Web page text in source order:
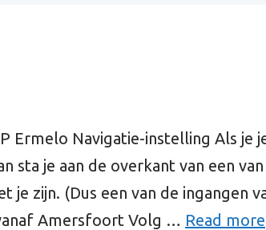
Ermelo Navigatie-instelling Als je
sta je aan de overkant van een
je zijn. (Dus een van de ingangen
Amersfoort Volg … Read more